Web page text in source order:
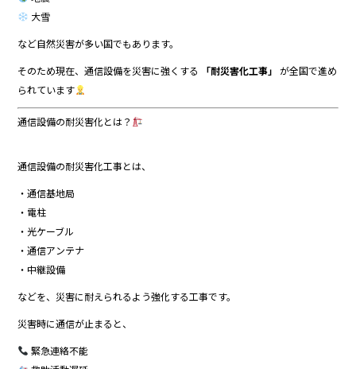
大雪
など自然災害が多い国でもあります。
そのため現在、通信設備を災害に強くする
「耐災害化工事」 が全国で進め
られています
通信設備の耐災害化とは？
通信設備の耐災害化工事とは、
・通信基地局
・電柱
・光ケーブル
・通信アンテナ
・中継設備
などを、災害に耐えられるよう強化する工事です。
災害時に通信が止まると、
緊急連絡不能